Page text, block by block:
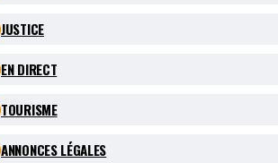
JUSTICE
EN DIRECT
TOURISME
ANNONCES LÉGALES